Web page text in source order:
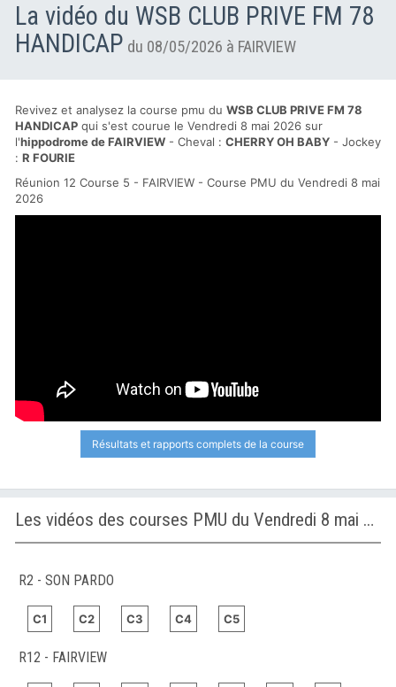
La vidéo du WSB CLUB PRIVE FM 78
HANDICAP du 08/05/2026 à FAIRVIEW
Revivez et analysez la course pmu du WSB CLUB PRIVE FM 78
HANDICAP qui s'est courue le Vendredi 8 mai 2026 sur
l'hippodrome de FAIRVIEW - Cheval : CHERRY OH BABY - Jockey
: R FOURIE
Réunion 12 Course 5 - FAIRVIEW - Course PMU du Vendredi 8 mai
2026
Résultats et rapports complets de la course
Les vidéos des courses PMU du Vendredi 8 mai 2026
R2 - SON PARDO
C1 C2 C3 C4 C5
R12 - FAIRVIEW